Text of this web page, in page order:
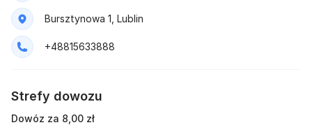
Bursztynowa 1, Lublin
+48815633888
Strefy dowozu
Dowóz za 8,00 zł